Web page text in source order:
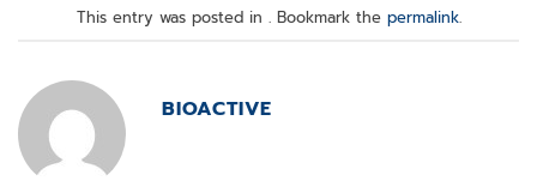
This entry was posted in . Bookmark the permalink.
BIOACTIVE